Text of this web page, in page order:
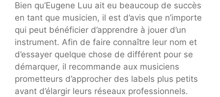
Bien qu’Eugene Luu ait eu beaucoup de succès
en tant que musicien, il est d’avis que n’importe
qui peut bénéficier d’apprendre à jouer d’un
instrument. Afin de faire connaître leur nom et
d’essayer quelque chose de différent pour se
démarquer, il recommande aux musiciens
prometteurs d’approcher des labels plus petits
avant d’élargir leurs réseaux professionnels.